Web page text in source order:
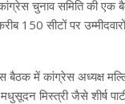
चुनाव समिति की
150 सीटों पर
बैठक में कांग्रेस अध्यक्ष
मिस्त्री जैसे शीर्ष